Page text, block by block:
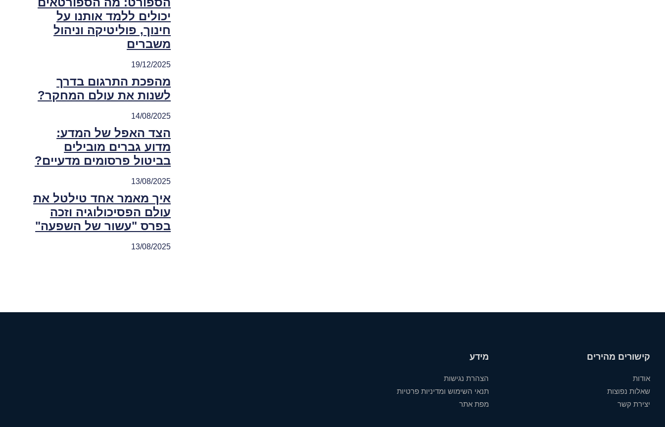
יכולים ללמד אותנו על
חינוך, פוליטיקה וניהול
משברים
19/12/2025
מהפכת התרגום בדרך
לשנות את עולם המחקר?
14/08/2025
הצד האפל של המדע:
מדוע גברים מובילים
בביטול פרסומים מדעיים?
13/08/2025
איך מאמר אחד טילטל את
עולם הפסיכולוגיה וזכה
בפרס "עשור של השפעה"
13/08/2025
קישורים מהירים
אודות
שאלות נפוצות
יצירת קשר
מידע
הצהרת נגישות
תנאי השימוש ומדיניות פרטיות
מפת אתר